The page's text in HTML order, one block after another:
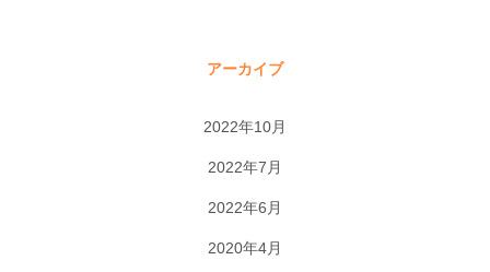
アーカイブ
2022年10月
2022年7月
2022年6月
2020年4月